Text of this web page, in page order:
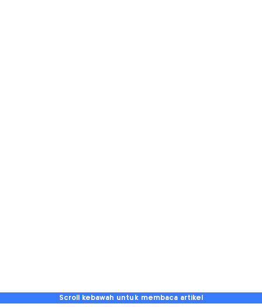
Scroll kebawah untuk membaca artikel